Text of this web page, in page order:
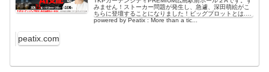
みません！ストーカー問題が発生し、急遽、深田萌絵がこ
ちらに登壇することになりました！ビッグプロットとは...
powered by Peatix : More than a tic...
peatix.com